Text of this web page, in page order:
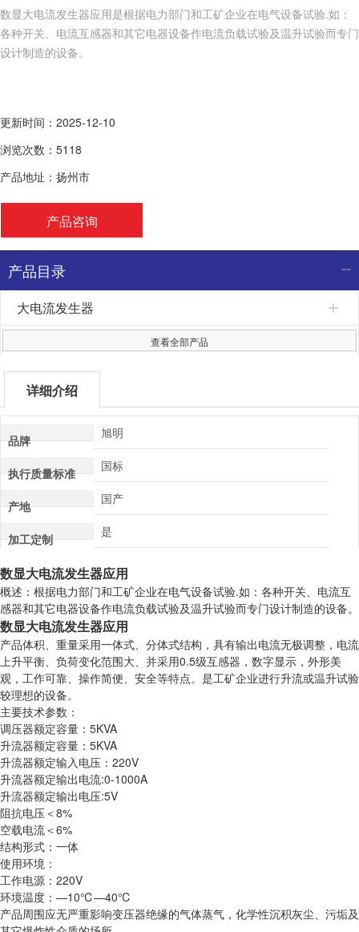
数显大电流发生器应用是根据电力部门和工矿企业在电气设备试验.如：
各种开关、电流互感器和其它电器设备作电流负载试验及温升试验而专门
设计制造的设备。
更新时间：2025-12-10
浏览次数：5118
产品地址：扬州市
产品咨询
产品目录
大电流发生器
查看全部产品
详细介绍
品牌 旭明
执行质量标准 国标
产地 国产
加工定制 是
数显大电流发生器应用
概述：根据电力部门和工矿企业在电气设备试验.如：各种开关、电流互
感器和其它电器设备作电流负载试验及温升试验而专门设计制造的设备。
数显大电流发生器应用
产品体积、重量采用一体式、分体式结构，具有输出电流无极调整，电流
上升平衡、负荷变化范围大、并采用0.5级互感器，数字显示，外形美
观，工作可靠、操作简便、安全等特点。是工矿企业进行升流或温升试验
较理想的设备。
主要技术参数：
调压器额定容量：5KVA
升流器额定容量：5KVA
升流器额定输入电压：220V
升流器额定输出电流:0-1000A
升流器额定输出电压:5V
阻抗电压＜8%
空载电流＜6%
结构形式：一体
使用环境：
工作电源：220V
环境温度：—10℃—40℃
产品周围应无严重影响变压器绝缘的气体蒸气，化学性沉积灰尘、污垢及